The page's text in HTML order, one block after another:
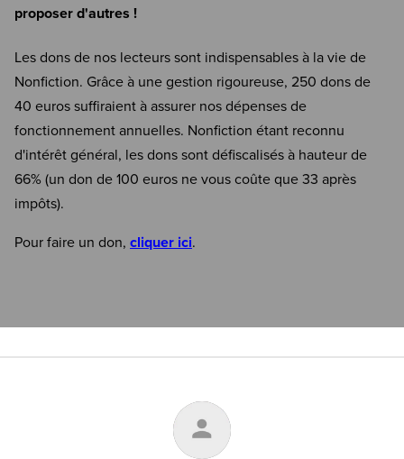
proposer d'autres !
Les dons de nos lecteurs sont indispensables à la vie de
Nonfiction. Grâce à une gestion rigoureuse, 250 dons de
40 euros suffiraient à assurer nos dépenses de
fonctionnement annuelles. Nonfiction étant reconnu
d'intérêt général, les dons sont défiscalisés à hauteur de
66% (un don de 100 euros ne vous coûte que 33 après
impôts).
Pour faire un don, cliquer ici.